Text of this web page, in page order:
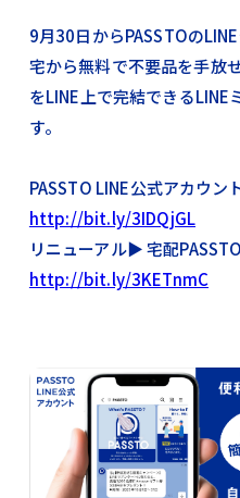
9月30日からPASSTOの
宅から無料で不要品を手放
をLINE上で完結できるLINE
す。
PASSTO LINE公式アカウン
http://bit.ly/3IDQjGL
リニューアル▶︎ 宅配
http://bit.ly/3KETnmC